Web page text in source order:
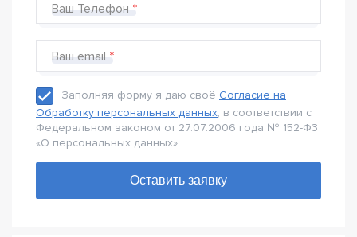
Ваш Телефон
Ваш email
Заполняя форму я даю своё Согласие на
Обработку персональных данных, в соответствии с
Федеральном законом от 27.07.2006 года № 152-Ф3
«О персональных данных».